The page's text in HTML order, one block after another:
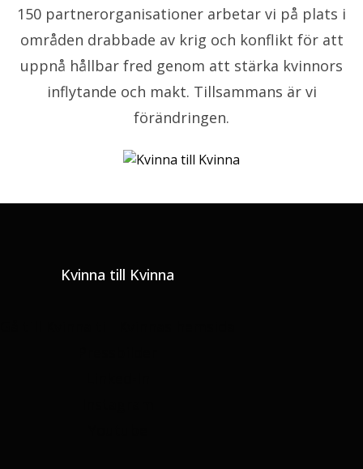
150 partnerorganisationer arbetar vi på plats i
områden drabbade av krig och konflikt för att
uppnå hållbar fred genom att stärka kvinnors
inflytande och makt. Tillsammans är vi
förändringen.
Kvinna till Kvinna